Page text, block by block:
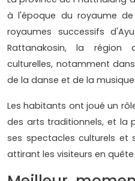
à l'époque du royaume de
royaumes successifs
Rattanakosin, la région
culturelles, notamment
de la danse et de la musique.
Les habitants ont joué un
des arts traditionnels, et la
ses spectacles culturels et
attirant les visiteurs en